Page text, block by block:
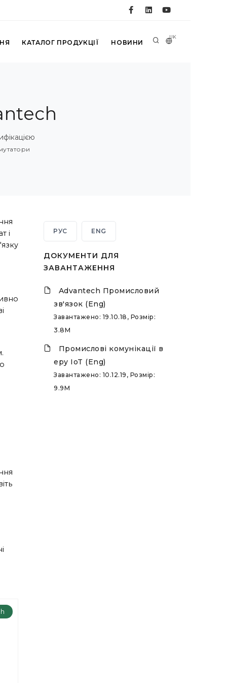
UK
КАТАЛОГ ПРОДУКЦІЇ НОВИНИ
і
РУС ENG
ДОКУМЕНТИ ДЛЯ
ЗАВАНТАЖЕННЯ
Advantech Промисловий
зв'язок (Eng)
Завантажено: 19.10.18, Розмір:
3.8M
Промислові комунікації в
еру IoT (Eng)
Завантажено: 10.12.19, Розмір:
9.9M